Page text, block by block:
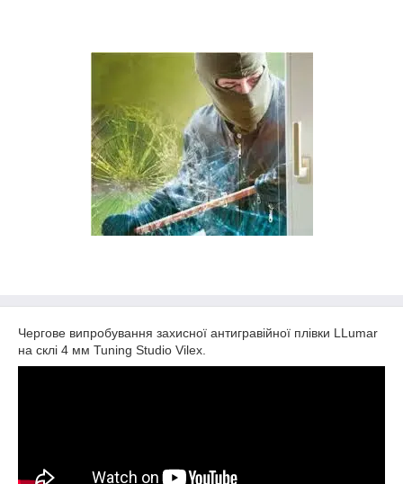
Чергове випробування захисної антигравійної плівки LLumar
на склі 4 мм Tuning Studio Vilex.